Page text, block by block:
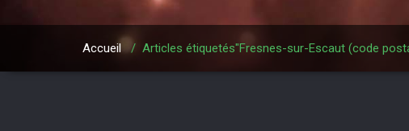
Accueil/ Articles étiquetés"Fresnes-sur-Escaut (code